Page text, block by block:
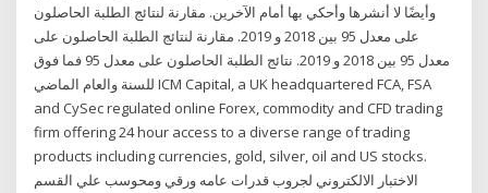
وأيضًا لا أنشرها وأحكي بها أمام الآخرين. مقارنة لنتائج الطلبة الحاصلون
على معدل 95 بين 2018 و 2019. مقارنة لنتائج الطلبة الحاصلون على
معدل 95 بين 2018 و 2019. نتائج الطلبة الحاصلون على معدل 95 فما فوق
للسنة والعام الماضي ICM Capital, a UK headquartered FCA, FSA
and CySec regulated online Forex, commodity and CFD trading
firm offering 24 hour access to a diverse range of trading
products including currencies, gold, silver, oil and US stocks.
الاختبار الالكتروني لجروب قدرات عامه ورقي ومحوسب علي القسم